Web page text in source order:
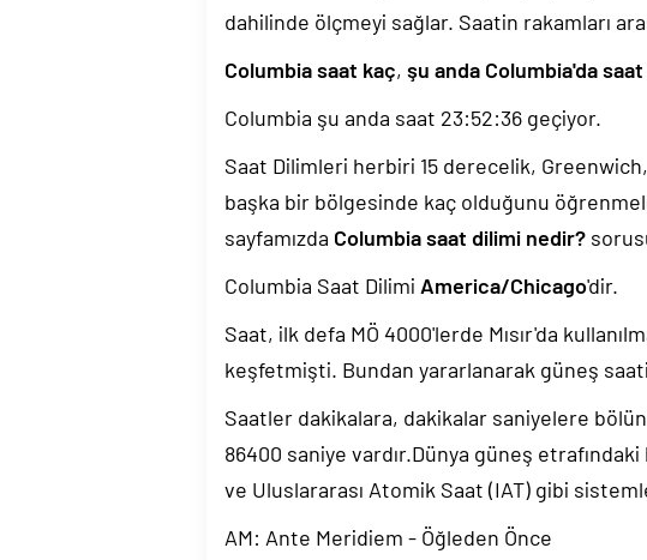
dahilinde ölçmeyi sağlar. Saatin rakamları
Columbia saat kaç, şu anda Columbia'da
Columbia şu anda saat 23:52:37 geçiyor.
Saat Dilimleri herbiri 15 derecelik,
başka bir bölgesinde kaç olduğunu
sayfamızda Columbia saat dilimi nedir?
Columbia Saat Dilimi America/Chicago'dir.
Saat, ilk defa MÖ 4000'lerde Mısır'da
keşfetmişti. Bundan yararlanarak güneş
Saatler dakikalara, dakikalar saniyelere
86400 saniye vardır.Dünya güneş
ve Uluslararası Atomik Saat (IAT) gibi
AM: Ante Meridiem - Öğleden Önce